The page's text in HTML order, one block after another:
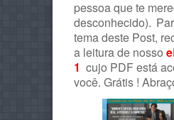
pessoa que te
desconhecido).
tema deste Post,
a leitura de nosso
1 cujo PDF está
você. Grátis !